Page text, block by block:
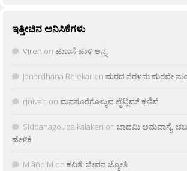
ಇತ್ತೀಚಿನ ಅನಿಸಿಕೆಗಳು
Viren on ಹುಣಸೆ ಹುಳಿ ಅನ್ನ
Janardhana Relekar on ಮರದ ನೆರಳನು ಮರವೇ
rjnivah on ಮನಸೂರೆಗೊಳ್ಳುವ ಲೈಟ್ಲಮ್ ಕಣಿವೆ
Siddanagouda kalakeri on ಬಾದಮಿ ಅಮವಾಸ್ಯೆ:
ಹೇಳಿಕೆ
M âñd M on ಕವಿತೆ: ಜೀವನ ಜ್ಯೋತಿ